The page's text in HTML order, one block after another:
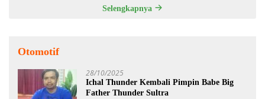
Selengkapnya
Otomotif
28/10/2025
Ichal Thunder Kembali Pimpin Babe Big
Father Thunder Sultra